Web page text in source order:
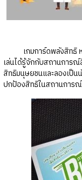
เกมการ์ดพลังสิทธิ หรื
เล่นได้รู้จักกับสถานการ
สิทธิมนุษยชนและลองเป็
ปกป้องสิทธิในสถานการ